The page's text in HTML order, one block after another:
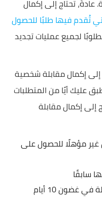
تحتاج إلى إكمال
تُقدم فيها طلبًا للحصول
لجميع عمليات تجديد
إكمال مقابلة شخصية
عليك أيًا من المتطلبات
إلى إكمال مقابلة
غير مؤهلًا للحصول على
سابقًا
إذا كان لديك خطط سفر عاجلة في غضون 10 أيام